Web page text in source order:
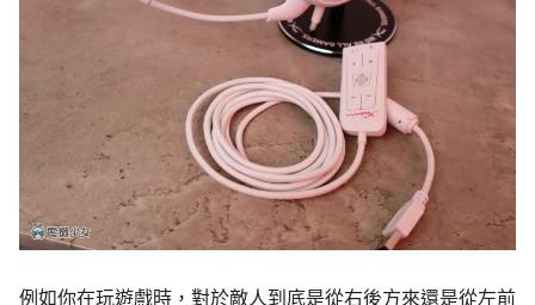
例如你在玩遊戲時，對於敵人到底是從右後方來還是從左前